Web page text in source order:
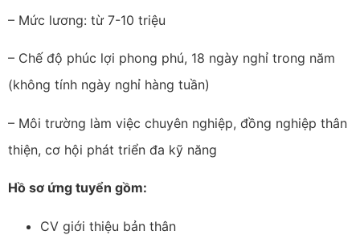
– Mức lương: từ 7-10 triệu
– Chế độ phúc lợi phong phú, 18 ngày nghỉ trong năm
(không tính ngày nghỉ hàng tuần)
– Môi trường làm việc chuyên nghiệp, đồng nghiệp thân
thiện, cơ hội phát triển đa kỹ năng
Hồ sơ ứng tuyển gồm:
CV giới thiệu bản thân